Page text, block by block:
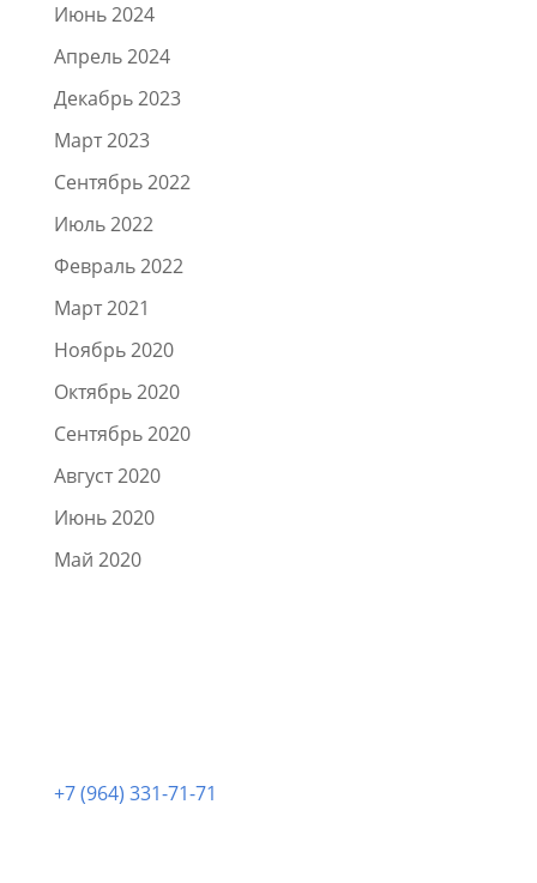
Июнь 2024
Апрель 2024
Декабрь 2023
Март 2023
Сентябрь 2022
Июль 2022
Февраль 2022
Март 2021
Ноябрь 2020
Октябрь 2020
Сентябрь 2020
Август 2020
Июнь 2020
Май 2020
+7 (964) 331-71-71